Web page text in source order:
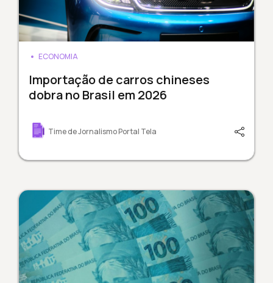
ECONOMIA
Importação de carros chineses
dobra no Brasil em 2026
Time de Jornalismo Portal Tela